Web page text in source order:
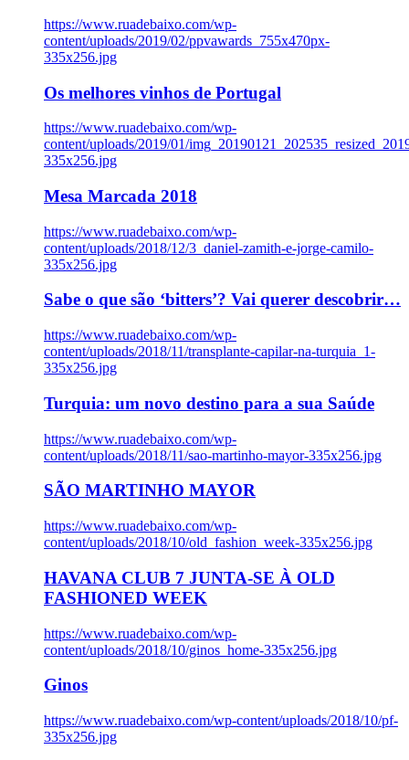
https://www.ruadebaixo.com/wp-
content/uploads/2019/02/ppvawards_755x470px-
335x256.jpg
Os melhores vinhos de Portugal
https://www.ruadebaixo.com/wp-
content/uploads/2019/01/
335x256.jpg
Mesa Marcada 2018
https://www.ruadebaixo.com/wp-
content/uploads/2018/12/3_daniel-zamith-e-jorge-camilo-
335x256.jpg
Sabe o que são ‘bitters’? Vai querer descobrir…
https://www.ruadebaixo.com/wp-
content/uploads/2018/11/transplante-capilar-na-turquia_1-
335x256.jpg
Turquia: um novo destino para a sua Saúde
https://www.ruadebaixo.com/wp-
content/uploads/2018/11/sao-martinho-mayor-335x256.jpg
SÃO MARTINHO MAYOR
https://www.ruadebaixo.com/wp-
content/uploads/2018/10/old_fashion_week-335x256.jpg
HAVANA CLUB 7 JUNTA-SE À OLD
FASHIONED WEEK
https://www.ruadebaixo.com/wp-
content/uploads/2018/10/ginos_home-335x256.jpg
Ginos
https://www.ruadebaixo.com/wp-content/uploads/2018/10/pf-
335x256.jpg